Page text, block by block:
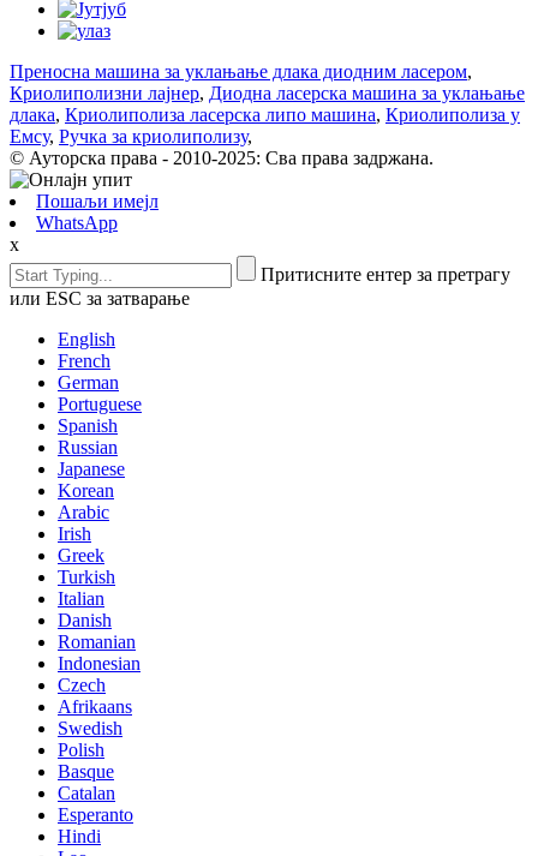
Преносна машина за уклањање длака диодним ласером,
Криолиполизни лајнер, Диодна ласерска машина за уклањање
длака, Криолиполиза ласерска липо машина, Криолиполиза у
Емсу, Ручка за криолиполизу,
© Ауторска права - 2010-2025: Сва права задржана.
Пошаљи имејл
WhatsApp
x
Притисните ентер за претрагу
или ESC за затварање
English
French
German
Portuguese
Spanish
Russian
Japanese
Korean
Arabic
Irish
Greek
Turkish
Italian
Danish
Romanian
Indonesian
Czech
Afrikaans
Swedish
Polish
Basque
Catalan
Esperanto
Hindi